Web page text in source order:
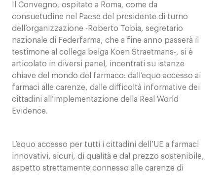
Il Convegno, ospitato a Roma, come da
consuetudine nel Paese del presidente di turno
dell’organizzazione -Roberto Tobia, segretario
nazionale di Federfarma, che a fine anno passerà il
testimone al collega belga Koen Straetmans-, si è
articolato in diversi panel, incentrati su istanze
chiave del mondo del farmaco: dall’equo accesso ai
farmaci alle carenze, dalle difficoltà informative dei
cittadini all’implementazione della Real World
Evidence.
L’equo accesso per tutti i cittadini dell’UE a farmaci
innovativi, sicuri, di qualità e dal prezzo sostenibile,
aspetto strettamente connesso alle carenze di